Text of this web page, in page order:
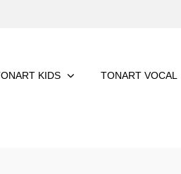
KIDS TONART VOCAL